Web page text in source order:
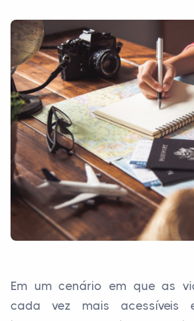
Em um cenário em que as
cada vez mais